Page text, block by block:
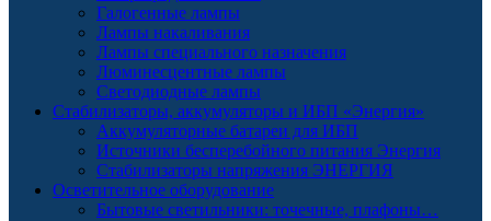
Галогенные лампы
Лампы накаливания
Лампы специального назначения
Люминесцентные лампы
Светодиодные лампы
Стабилизаторы, аккумуляторы и ИБП «Энергия»
Аккумуляторные батареи для ИБП
Источники бесперебойного питания Энергия
Стабилизаторы напряжения ЭНЕРГИЯ
Осветительное оборудование
Бытовые светильники: точечные, плафоны…